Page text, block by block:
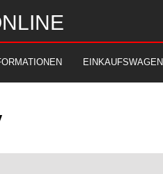
EINKAUFSWAGEN